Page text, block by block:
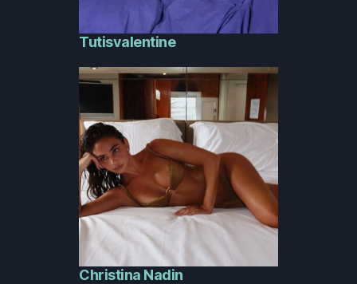
Tutisvalentine
Christina Nadin